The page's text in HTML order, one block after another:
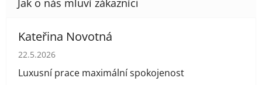
Kateřina Novotná
Hodnocení obchodu je 5 z 5 hvězdiček.
22.5.2026
Luxusní prace maximální spokojenost